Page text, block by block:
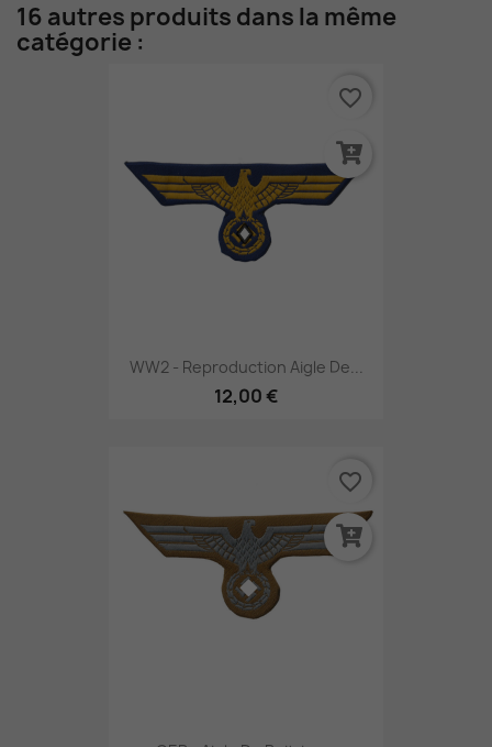
16 autres produits dans la même
catégorie :
WW2 - Reproduction Aigle De...
12,00 €
favorite_border
favorite_border